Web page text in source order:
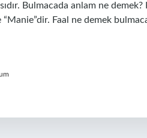
Bulmacada anlam ne
“Manie”dir. Faal ne demek